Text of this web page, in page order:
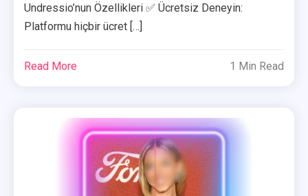
Undressio’nun Özellikleri ✅ Ücretsiz Deneyin:
Platformu hiçbir ücret […]
Read More 1 Min Read